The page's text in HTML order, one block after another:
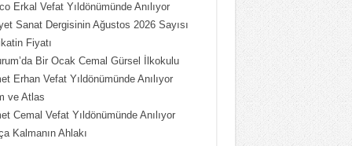
ÇOBAN
Put Dışardaki Maskeler...
Erkal Vefat Yıldönümünde Anılıyor
Sanat Dergisinin Ağustos 2026 Sayısı
Fiyatı
Bir Ocak Cemal Gürsel İlkokulu
Erhan Vefat Yıldönümünde Anılıyor
ve Atlas
Cemal Vefat Yıldönümünde Anılıyor
Kalmanın Ahlakı